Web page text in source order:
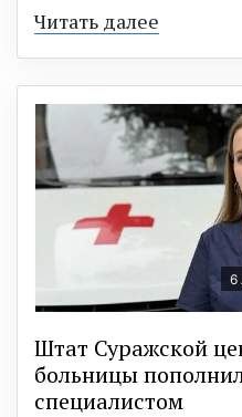
Читать далее
6
Штат Суражской
больницы
специалистом